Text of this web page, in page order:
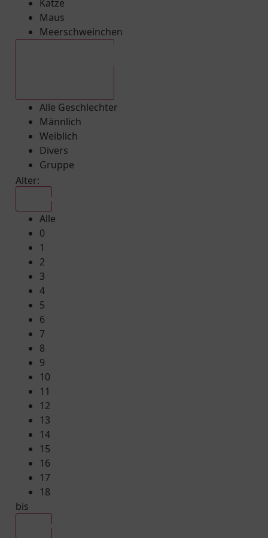
Katze
Maus
Meerschweinchen
Alle Geschlechter
Männlich
Weiblich
Divers
Gruppe
Alter:
Alle
0
1
2
3
4
5
6
7
8
9
10
11
12
13
14
15
16
17
18
bis